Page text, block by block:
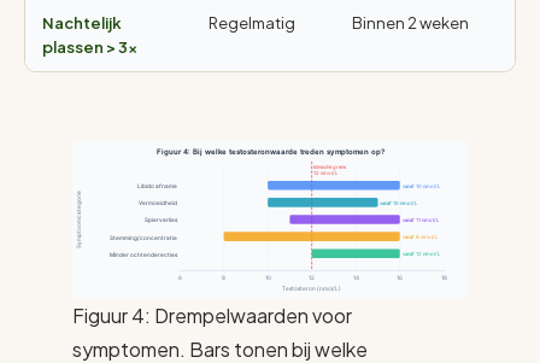
Nachtelijk
plassen > 3×
Regelmatig Binnen 2 weken
Figuur 4: Bij welke testosteronwaarde treden symptomen op?
Symptoomcategorie
6 8 10 12 14 16
18
Testosteron (nmol/L)
klinische grens
12 nmol/L
Libido afname vanaf 10 nmol/L
Vermoeidheid vanaf 10 nmol/L
Spierverlies vanaf 11 nmol/L
Stemming/concentratie vanaf 8 nmol/L
Minder ochtenderecties vanaf 12 nmol/L
Figuur 4: Drempelwaarden voor
symptomen. Bars tonen bij welke